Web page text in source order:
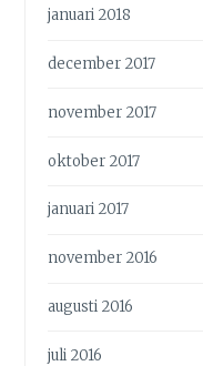
januari 2018
december 2017
november 2017
oktober 2017
januari 2017
november 2016
augusti 2016
juli 2016